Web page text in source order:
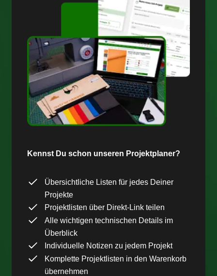
Kennst Du schon unseren Projektplaner?
Übersichtliche Listen für jedes Deiner
Projekte
Projektlisten über Direkt-Link teilen
Alle wichtigen technischen Details im
Überblick
Individuelle Notizen zu jedem Projekt
Komplette Projektlisten in den Warenkorb
übernehmen